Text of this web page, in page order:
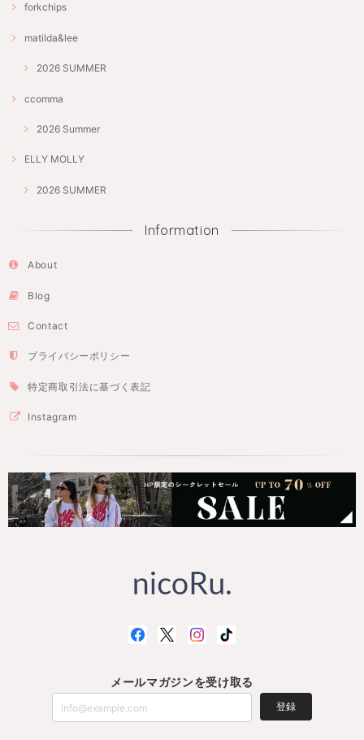
forkchips
matilda&lee
2026 SUMMER
ccomma
2026 Summer
ELLY MOLLY
2026 SUMMER
Information
About
Blog
Contact
プライバシーポリシー
特定商取引法に基づく表記
Instagram
メールマガジンを受け取る
登録